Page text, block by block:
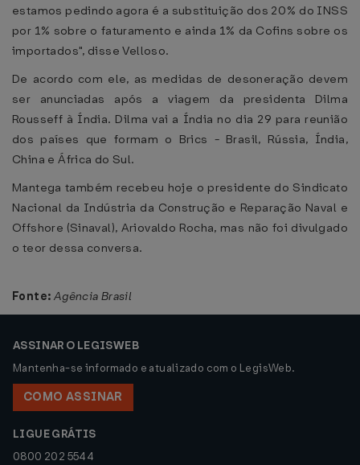
estamos pedindo agora é a substituição dos 20% do INSS
por 1% sobre o faturamento e ainda 1% da Cofins sobre os
importados", disse Velloso.
De acordo com ele, as medidas de desoneração devem
ser anunciadas após a viagem da presidenta Dilma
Rousseff à Índia. Dilma vai a Índia no dia 29 para reunião
dos países que formam o Brics - Brasil, Rússia, Índia,
China e África do Sul.
Mantega também recebeu hoje o presidente do Sindicato
Nacional da Indústria da Construção e Reparação Naval e
Offshore (Sinaval), Ariovaldo Rocha, mas não foi divulgado
o teor dessa conversa.
Fonte: Agência Brasil
ASSINAR O LEGISWEB
Mantenha-se informado e atualizado com o LegisWeb.
COMO ASSINAR
LIGUE GRÁTIS
0800 202 5544